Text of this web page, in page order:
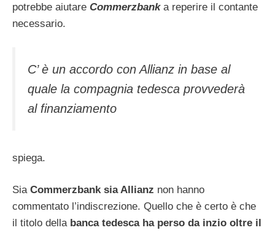
potrebbe aiutare Commerzbanka reperire il contante
necessario.
C’ è un accordo con Allianz in base al
quale la compagnia tedesca provvederà
al finanziamento
spiega.
Sia Commerzbank sia Allianz non hanno
commentato l’indiscrezione. Quello che è certo è che
il titolo della banca tedesca ha perso da inzio oltre il